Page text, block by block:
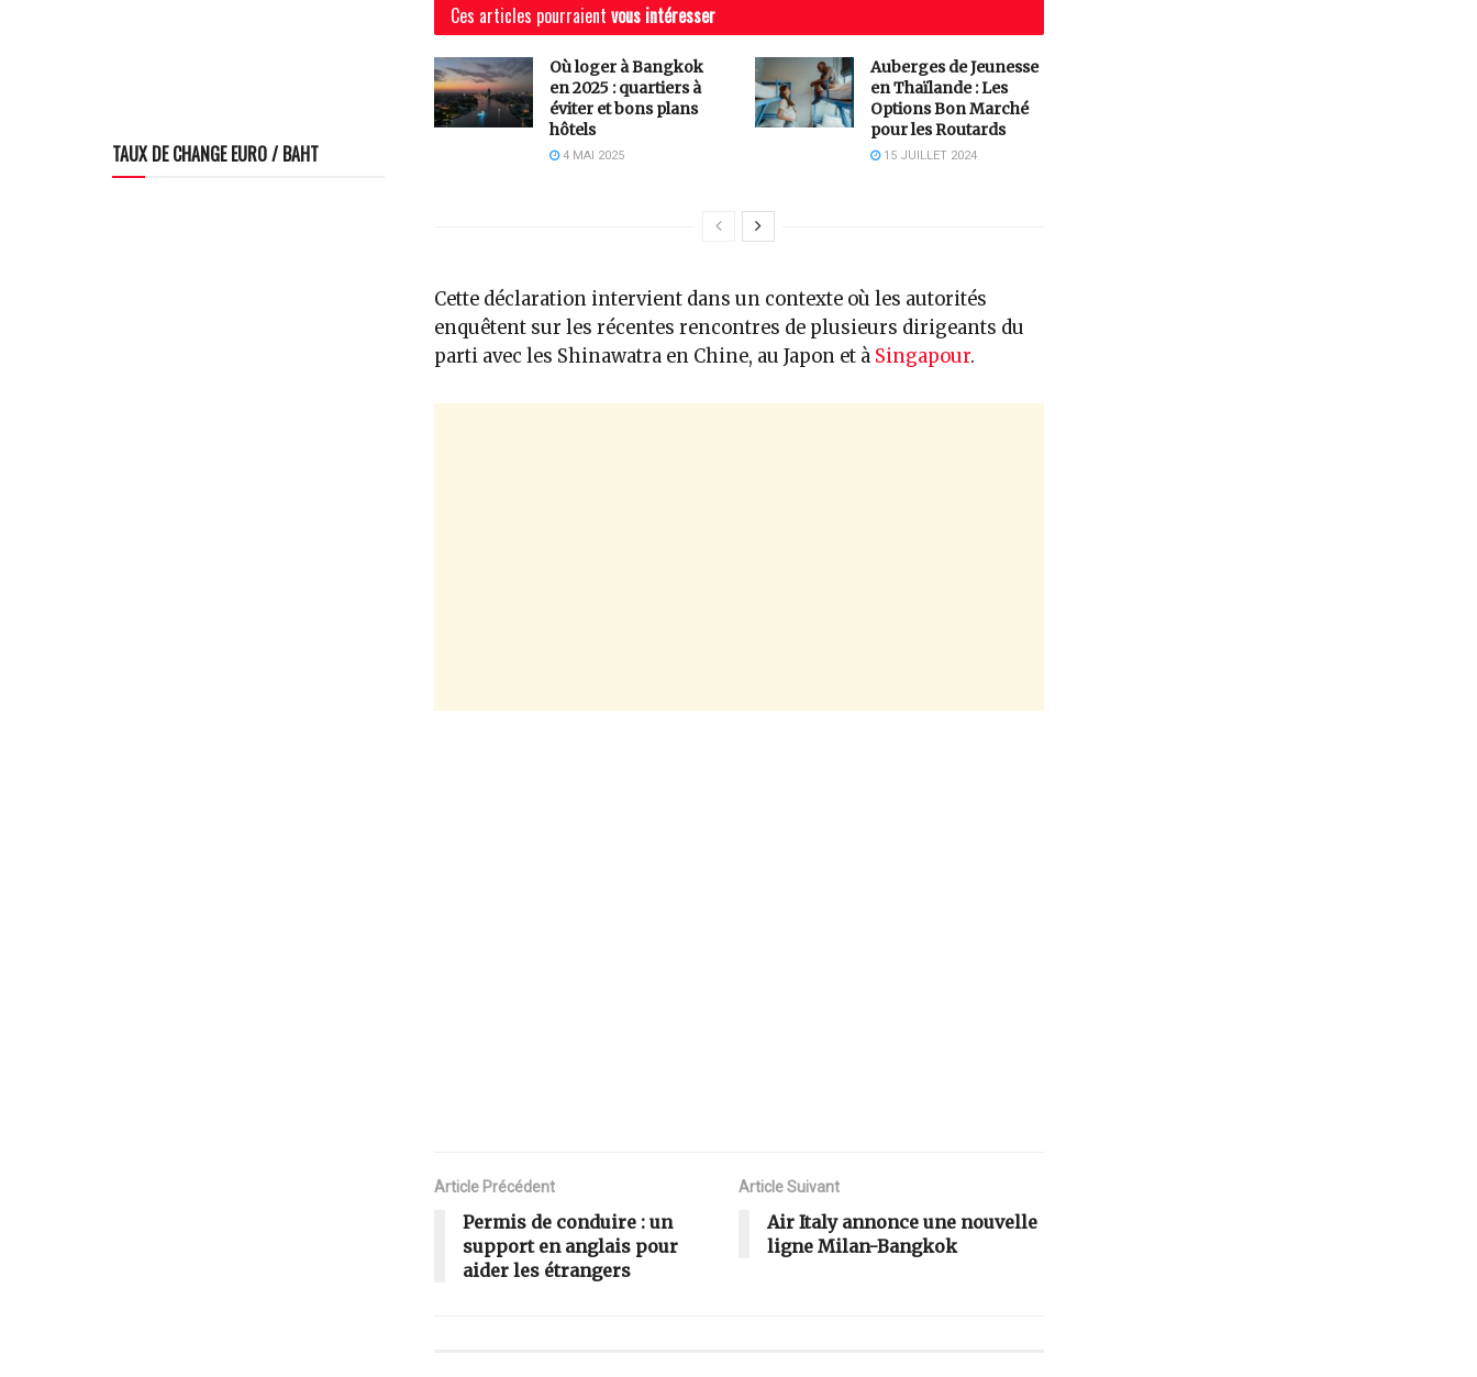
Ces articles pourraient vous intéresser
Où loger à Bangkok
en 2025 : quartiers à
éviter et bons plans
hôtels
4 MAI 2025
Auberges de Jeunesse
en Thaïlande : Les
Options Bon Marché
pour les Routards
15 JUILLET 2024
Cette déclaration intervient dans un contexte où les autorités
enquêtent sur les récentes rencontres de plusieurs dirigeants du
parti avec les Shinawatra en Chine, au Japon et à Singapour.
Article Précédent
Permis de conduire : un
support en anglais pour
aider les étrangers
Article Suivant
Air Italy annonce une nouvelle
ligne Milan-Bangkok
TAUX DE CHANGE EURO / BAHT